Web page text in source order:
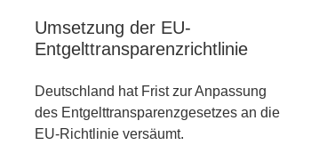
Umsetzung der EU-
Entgelttransparenzrichtlinie
Deutschland hat Frist zur Anpassung
des Entgelttransparenzgesetzes an die
EU-Richtlinie versäumt.